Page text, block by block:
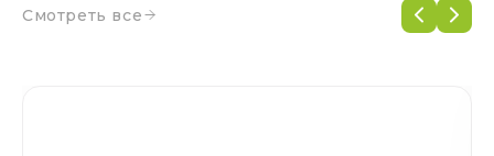
Смотреть все